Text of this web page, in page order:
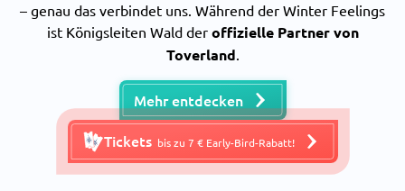
– genau das verbindet uns. Während der Winter Feelings
ist Königsleiten Wald der offizielle Partner von
Toverland.
Mehr entdecken
Tickets bis zu 7 € Early-Bird-Rabatt!